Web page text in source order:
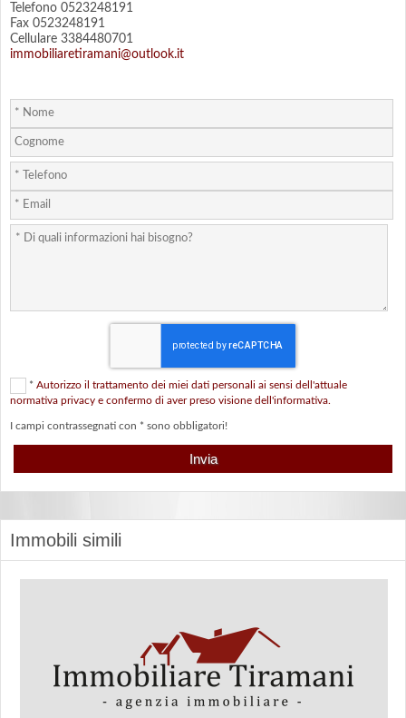
Telefono 0523248191
Fax 0523248191
Cellulare 3384480701
immobiliaretiramani@outlook.it
* Autorizzo il trattamento dei miei dati personali ai sensi dell'attuale
normativa privacy e confermo di aver preso visione dell'informativa.
I campi contrassegnati con * sono obbligatori!
Immobili simili